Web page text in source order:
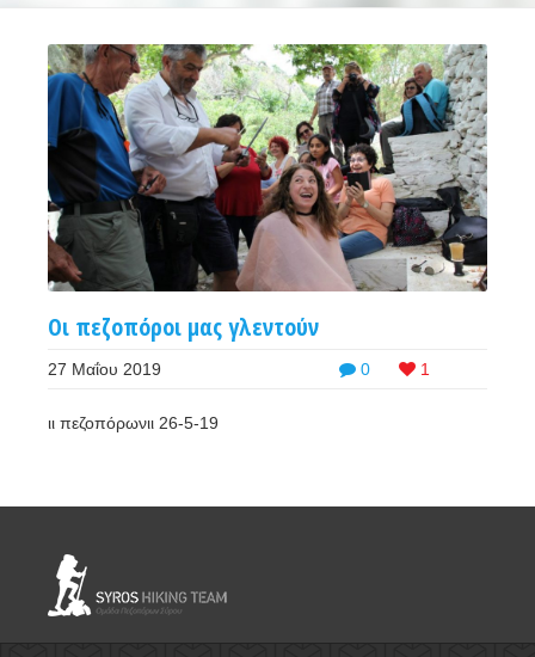
Οι πεζοπόροι μας γλεντούν
0 1
27 Μαΐου 2019
ιι πεζοπόρωνιι 26-5-19